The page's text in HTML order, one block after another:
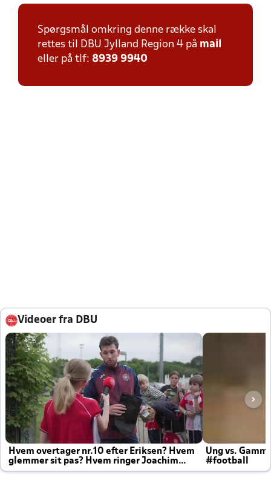
Spørgsmål omkring denne række skal
rettes til DBU Jylland Region 4 på mail
eller på tlf: 8939 9940
Videoer fra DBU
Hvem overtager nr.10 efter Eriksen? Hvem
glemmer sit pas? Hvem ringer Joachim
altid til efter kampe?
Ung vs.
#football